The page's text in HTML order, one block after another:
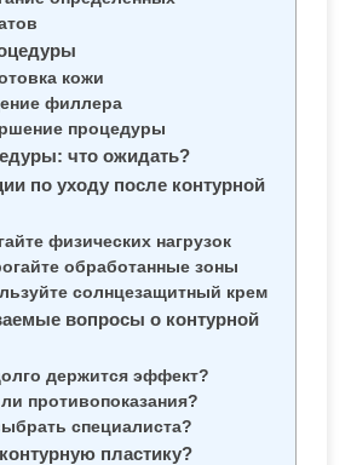
кожи
филлера
процедуры
что ожидать?
по уходу после контурной
физических нагрузок
обработанные зоны
солнцезащитный крем
вопросы о контурной
держится эффект?
противопоказания?
специалиста?
пластику?